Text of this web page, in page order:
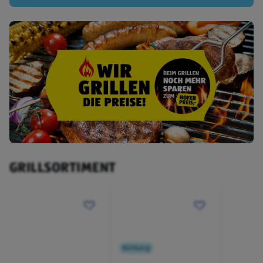
GRILLSORTIMENT
Kühlung